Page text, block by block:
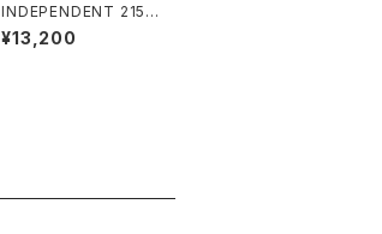
INDEPENDENT 215 S
TAGE 11 POLISHED
SKATEBOARD TRUC
¥13,200